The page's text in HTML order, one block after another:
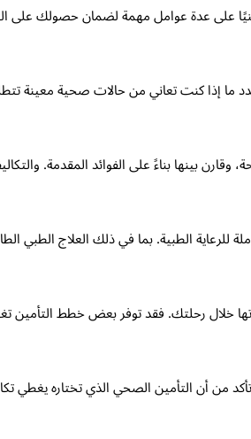
على عدة عوامل مهمة لضمان حصولك على
إذا كنت تعاني من حالات صحية معينة
بينها بناءً على الفوائد المقدمة.
للرعاية الطبية. بما في ذلك العلاج الطبي
خلال رحلتك. فقد توفر بعض خطط التأمين
أن التأمين الصحي الذي تختاره يغطي